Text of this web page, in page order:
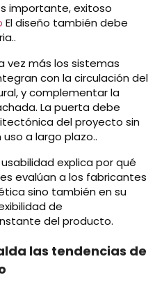
importante, exitoso
El diseño también debe
vez más los sistemas
con la circulación del
y complementar la
La puerta debe
del proyecto sin
a largo plazo..
explica por qué
evalúan a los fabricantes
sino también en su
de
del producto.
las tendencias de